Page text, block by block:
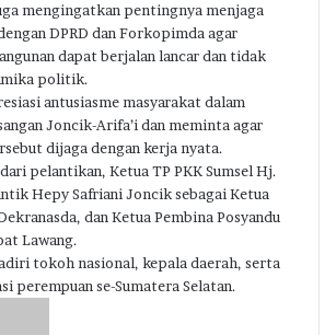
mengingatkan pentingnya menjaga
DPRD dan Forkopimda agar
dapat berjalan lancar dan tidak
politik.
antusiasme masyarakat dalam
Joncik-Arifa’i dan meminta agar
dijaga dengan kerja nyata.
pelantikan, Ketua TP PKK Sumsel Hj.
Hepy Safriani Joncik sebagai Ketua
dan Ketua Pembina Posyandu
Lawang.
tokoh nasional, kepala daerah, serta
perempuan se-Sumatera Selatan.